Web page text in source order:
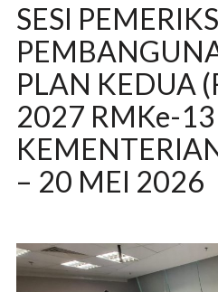
SESI
PLAN KEDUA
2027 RMKe-
– 20 MEI 2026